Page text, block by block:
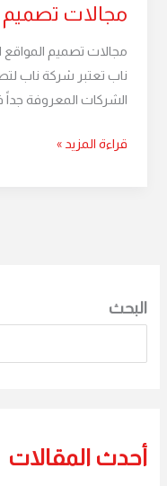
مجالات تصميم
مجالات تصميم المواقع
ناب تعتبر شركة ناب
الشركات المعروفة
قراءة المزيد »
البحث
أحدث المقالات